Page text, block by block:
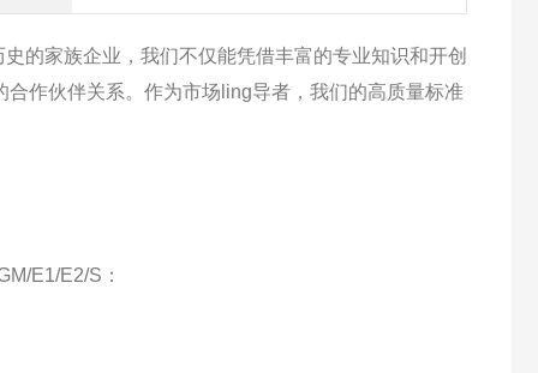
的家族企业，我们不仅能凭借丰富的专业知识和开创
作伙伴关系。作为市场ling导者，我们的高质量标准
E1/E2/S：